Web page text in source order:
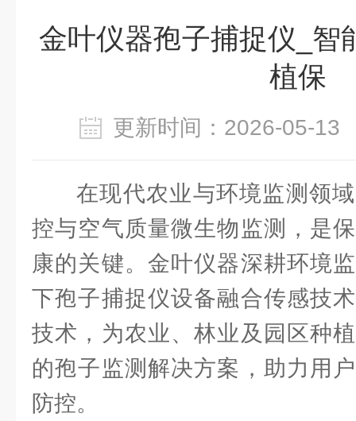
金叶仪器孢子捕捉仪_智
植保
更新时间：2026-05-
在现代农业与环境监测领
控与空气质量微生物监测，是
康的关键。金叶仪器深耕环境
下孢子捕捉仪设备融合传感技
技术，为农业、林业及园区种
的孢子监测解决方案，助力用
防控。